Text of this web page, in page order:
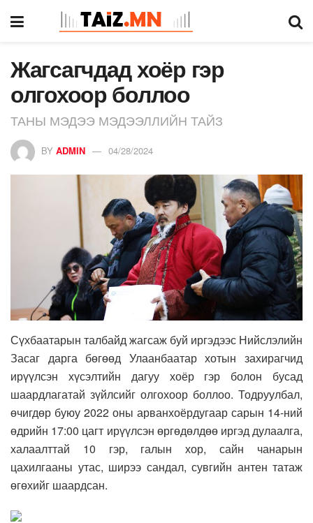
Жагсагчдад хоёр гэр
олгохоор боллоо
ТАНЫ МЭДЭЭ МЭДЭЭЛЛИЙН ТАЙЗ
BY ADMIN 04/28/2024
Сүхбаатарын талбайд жагсаж буй иргэдээс Нийслэлийн
Засаг дарга бөгөөд Улаанбаатар хотын захирагчид
ирүүлсэн хүсэлтийн дагуу хоёр гэр болон бусад
шаардлагатай зүйлсийг олгохоор боллоо. Тодруулбал,
өчигдөр буюу 2022 оны арванхоёрдугаар сарын 14-ний
өдрийн 17:00 цагт ирүүлсэн өргөдөлдөө иргэд дулаалга,
халаалттай 10 гэр, галын хор, сайн чанарын
цахилгааны утас, ширээ сандал, сувгийн антен татаж
өгөхийг шаардсан.